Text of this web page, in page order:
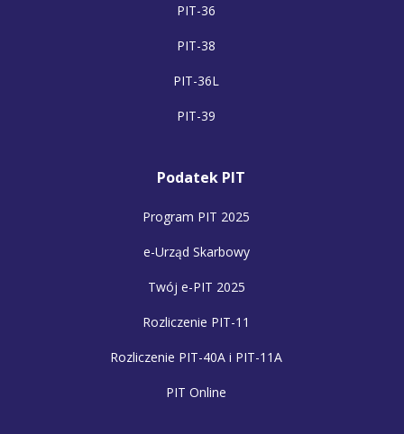
PIT-36
PIT-38
PIT-36L
PIT-39
Podatek PIT
Program PIT 2025
e-Urząd Skarbowy
Twój e-PIT 2025
Rozliczenie PIT-11
Rozliczenie PIT-40A i PIT-11A
PIT Online